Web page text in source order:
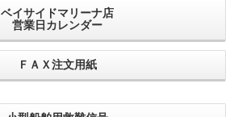
ベイサイドマリーナ店
営業日カレンダー
ＦＡＸ注文用紙